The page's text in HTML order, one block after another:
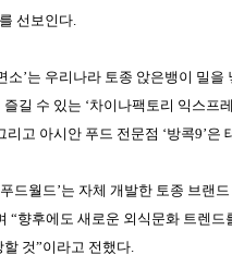
를 선보인다.
소’는 우리나라 토종 앉은뱅이 밀을
길 수 있는 ‘차이나팩토리 익스프
리고 아시안 푸드 전문점 ‘방콕9’은
푸드월드’는 자체 개발한 토종 브랜
“향후에도 새로운 외식문화 트렌
것”이라고 전했다.